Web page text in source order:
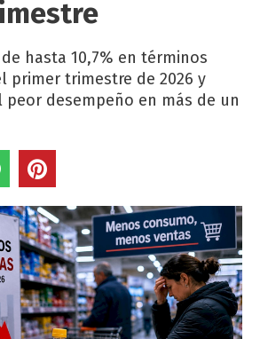
hasta 10,7% en términos
primer trimestre de 2026 y
peor desempeño en más de un